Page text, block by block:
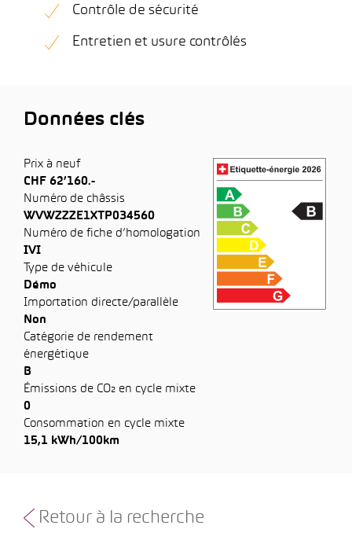
Contrôle de sécurité
Entretien et usure contrôlés
Données clés
Prix à neuf
CHF 62’160.-
Numéro de châssis
WVWZZZE1XTP034560
Numéro de fiche d’homologation
IVI
Type de véhicule
Démo
Importation directe/parallèle
Non
Catégorie de rendement
énergétique
B
Émissions de CO₂ en cycle mixte
0
Consommation en cycle mixte
15,1 kWh/100km
Retour à la recherche